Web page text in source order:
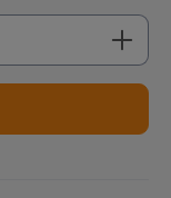
Wert ein